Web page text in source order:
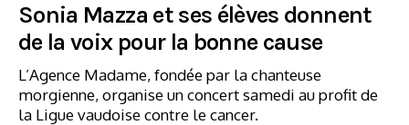
Sonia Mazza et ses élèves donnent
de la voix pour la bonne cause
L’Agence Madame, fondée par la chanteuse
morgienne, organise un concert samedi au profit de
la Ligue vaudoise contre le cancer.